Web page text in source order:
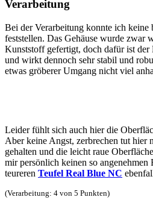
Verarbeitung
Bei der Verarbeitung konnte ich keine
feststellen. Das Gehäuse wurde zwar
Kunststoff gefertigt, doch dafür ist
und wirkt dennoch sehr stabil und
etwas gröberer Umgang nicht viel
Leider fühlt sich auch hier die
Aber keine Angst, zerbrechen tut hier
gehalten und die leicht raue
mir persönlich keinen so
teureren Teufel Real Blue NC
(Verarbeitung: 4 von 5 Punkten)